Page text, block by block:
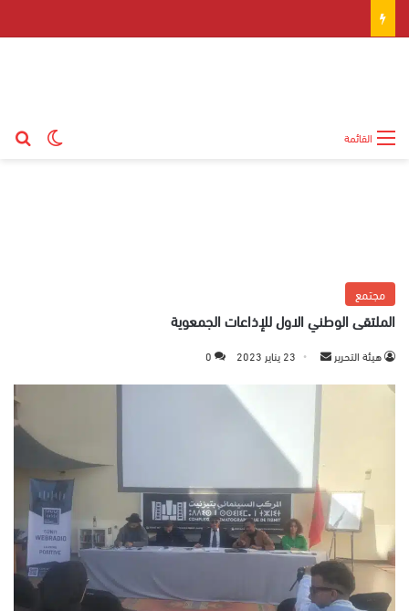
القائمة
مجتمع
الملتقى الوطني الاول للإذاعات الجمعوية
هيئة التحرير
ب
ر
ي
د
إ
ل
ك
23 يناير 2023 0